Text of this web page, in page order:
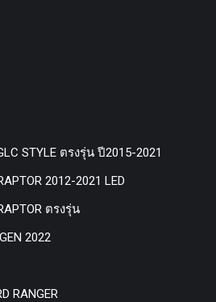
STYLE ตรงรุ่น ปี2015-2021
2012-2021 LED
ตรงรุ่น
2022
RANGER